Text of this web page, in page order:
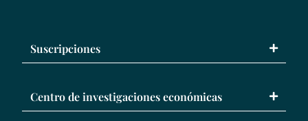
Suscripciones
Centro de investigaciones económicas